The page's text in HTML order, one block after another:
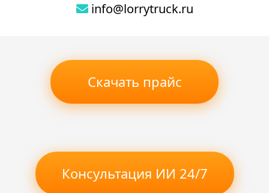
info@lorrytruck.ru
Скачать прайс
Консультация ИИ 24/7